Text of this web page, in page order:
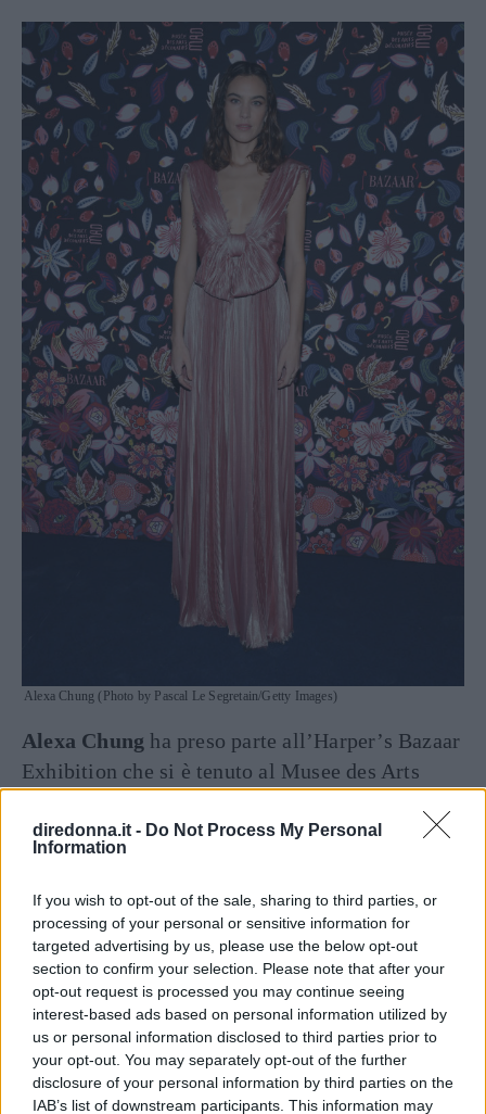
diredonna.it - Do Not Process My Personal
Information
If you wish to opt-out of the sale, sharing to third parties, or
processing of your personal or sensitive information for
targeted advertising by us, please use the below opt-out
section to confirm your selection. Please note that after your
opt-out request is processed you may continue seeing
interest-based ads based on personal information utilized by
us or personal information disclosed to third parties prior to
your opt-out. You may separately opt-out of the further
disclosure of your personal information by third parties on the
IAB’s list of downstream participants. This information may
Alexa Chung (Photo by Pascal Le Segretain/Getty Images)
Alexa Chung ha preso parte all’Harper’s Bazaar
Exhibition che si è tenuto al Musee des Arts
sfoggiando un abitoDior Haute Couture
gonna a pieghe, dall’aspetto leggermente
bohémien, a cui il design metallico e il fiocco
oversize regalavano un tocco romantico. Très
chic come solo la it girl britannica sa essere.
Seguici anche su Google News!
ENTRA NEL NOSTRO CANALE